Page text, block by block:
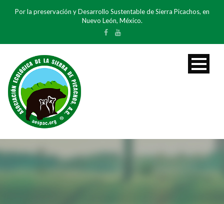
Por la preservación y Desarrollo Sustentable de Sierra Picachos, en
Nuevo León, México.